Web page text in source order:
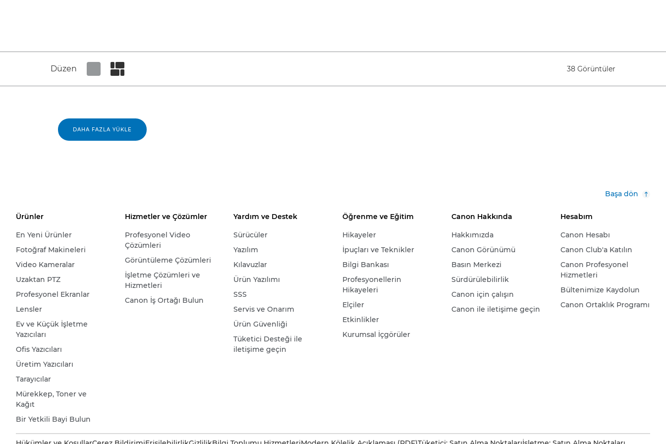
Düzen 38 Görüntüler
DAHA FAZLA YÜKLE
Başa dön
Ürünler
En Yeni Ürünler
Fotoğraf Makineleri
Video Kameralar
Uzaktan PTZ
Profesyonel Ekranlar
Lensler
Ev ve Küçük İşletme
Yazıcıları
Ofis Yazıcıları
Üretim Yazıcıları
Tarayıcılar
Mürekkep, Toner ve
Kağıt
Bir Yetkili Bayi Bulun
Hizmetler ve Çözümler
Profesyonel Video
Çözümleri
Görüntüleme Çözümleri
İşletme Çözümleri ve
Hizmetleri
Canon İş Ortağı Bulun
Yardım ve Destek
Sürücüler
Yazılım
Kılavuzlar
Ürün Yazılımı
SSS
Servis ve Onarım
Ürün Güvenliği
Tüketici Desteği ile
iletişime geçin
Öğrenme ve Eğitim
Hikayeler
İpuçları ve Teknikler
Bilgi Bankası
Profesyonellerin
Hikayeleri
Elçiler
Etkinlikler
Kurumsal İçgörüler
Canon Hakkında
Hakkımızda
Canon Görünümü
Basın Merkezi
Sürdürülebilirlik
Canon için çalışın
Canon ile iletişime geçin
Hesabım
Canon Hesabı
Canon Club'a Katılın
Canon Profesyonel
Hizmetleri
Bültenimize Kaydolun
Canon Ortaklık Programı